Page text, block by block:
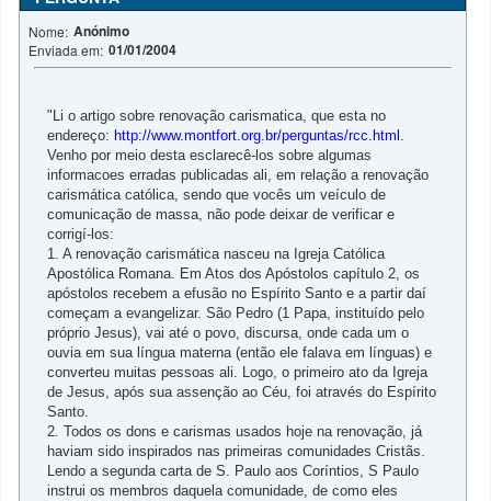
Nome: Anónimo
Enviada em: 01/01/2004
"Li o artigo sobre renovação carismatica, que esta no
endereço: http://www.montfort.org.br/perguntas/rcc.html .
Venho por meio desta esclarecê-los sobre algumas
informacoes erradas publicadas ali, em relação a renovação
carismática católica, sendo que vocês um veículo de
comunicação de massa, não pode deixar de verificar e
corrigí-los:
1. A renovação carismática nasceu na Igreja Católica
Apostólica Romana. Em Atos dos Apóstolos capítulo 2, os
apóstolos recebem a efusão no Espírito Santo e a partir daí
começam a evangelizar. São Pedro (1 Papa, instituído pelo
próprio Jesus), vai até o povo, discursa, onde cada um o
ouvia em sua língua materna (então ele falava em línguas) e
converteu muitas pessoas ali. Logo, o primeiro ato da Igreja
de Jesus, após sua assenção ao Céu, foi através do Espírito
Santo.
2. Todos os dons e carismas usados hoje na renovação, já
haviam sido inspirados nas primeiras comunidades Cristãs.
Lendo a segunda carta de S. Paulo aos Coríntios, S Paulo
instrui os membros daquela comunidade, de como eles